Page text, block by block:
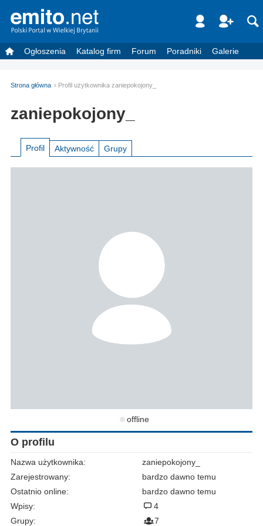
Ogłoszenia Katalog firm Forum Poradniki Galerie
Strona główna Profil użytkownika zaniepokojony_
zaniepokojony_
Profil Aktywność Grupy
offline
O profilu
Nazwa użytkownika:
zaniepokojony_
Zarejestrowany:
bardzo dawno temu
Ostatnio online:
bardzo dawno temu
Wpisy:
4
Grupy:
7